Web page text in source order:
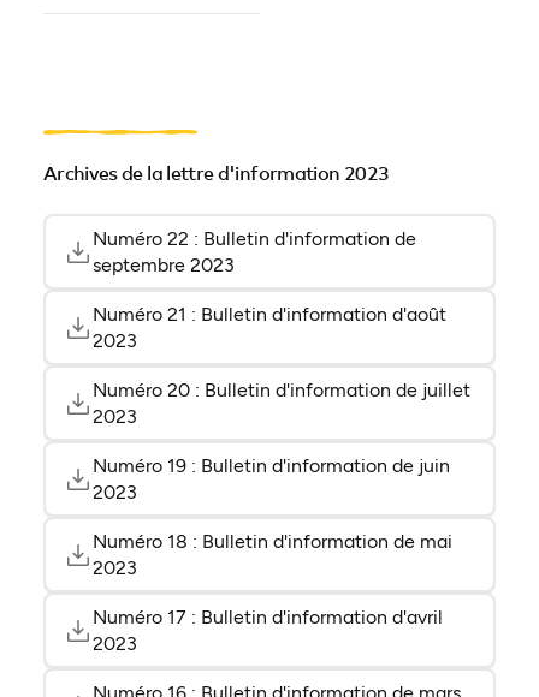
Archives de la lettre d'information 2023
Numéro 22 : Bulletin d'information de
septembre 2023
Numéro 21 : Bulletin d'information d'août
2023
Numéro 20 : Bulletin d'information de juillet
2023
Numéro 19 : Bulletin d'information de juin
2023
Numéro 18 : Bulletin d'information de mai
2023
Numéro 17 : Bulletin d'information d'avril
2023
Numéro 16 : Bulletin d'information de mars